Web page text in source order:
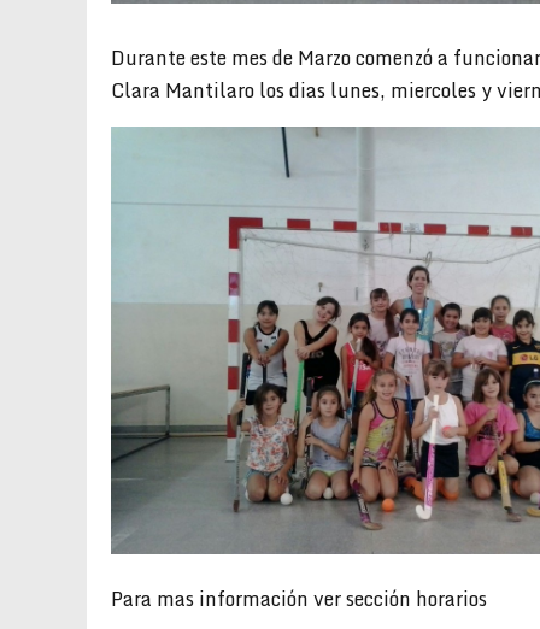
Durante este mes de Marzo comenzó a
Clara Mantilaro los dias lunes, miercoles y
Para mas información versección horarios